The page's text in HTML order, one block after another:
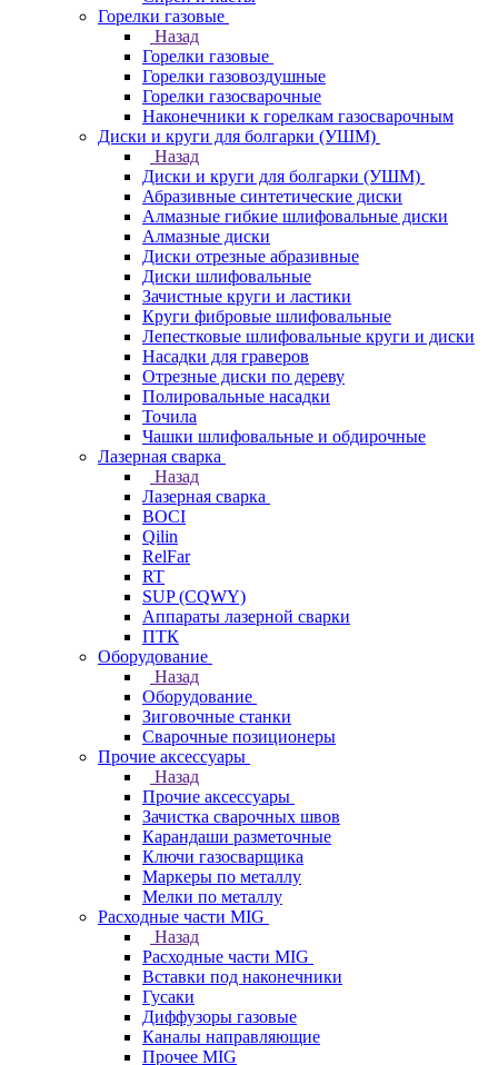
Горелки газовые
Назад
Горелки газовые
Горелки газовоздушные
Горелки газосварочные
Наконечники к горелкам газосварочным
Диски и круги для болгарки (УШМ)
Назад
Диски и круги для болгарки (УШМ)
Абразивные синтетические диски
Алмазные гибкие шлифовальные диски
Алмазные диски
Диски отрезные абразивные
Диски шлифовальные
Зачистные круги и ластики
Круги фибровые шлифовальные
Лепестковые шлифовальные круги и диски
Насадки для граверов
Отрезные диски по дереву
Полировальные насадки
Точила
Чашки шлифовальные и обдирочные
Лазерная сварка
Назад
Лазерная сварка
BOCI
Qilin
RelFar
RT
SUP (CQWY)
Аппараты лазерной сварки
ПТК
Оборудование
Назад
Оборудование
Зиговочные станки
Сварочные позиционеры
Прочие аксессуары
Назад
Прочие аксессуары
Зачистка сварочных швов
Карандаши разметочные
Ключи газосварщика
Маркеры по металлу
Мелки по металлу
Расходные части MIG
Назад
Расходные части MIG
Вставки под наконечники
Гусаки
Диффузоры газовые
Каналы направляющие
Прочее MIG